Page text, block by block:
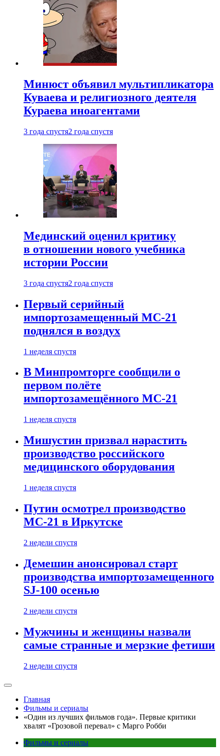
Минюст объявил мультипликатора
Куваева и религиозного деятеля
Кураева иноагентами
3 года спустя2 года спустя
Мединский оценил критику
в отношении нового учебника
истории России
3 года спустя2 года спустя
Первый серийный
импортозамещенный МС-21
поднялся в воздух
1 неделя спустя
В Минпромторге сообщили о
первом полёте
импортозамещённого МС-21
1 неделя спустя
Мишустин призвал нарастить
производство российского
медицинского оборудования
1 неделя спустя
Путин осмотрел производство
МС-21 в Иркутске
2 недели спустя
Демешин анонсировал старт
производства импортозамещенного
SJ-100 осенью
2 недели спустя
Мужчины и женщины назвали
самые странные и мерзкие фетиши
2 недели спустя
Главная
Фильмы и сериалы
«Один из лучших фильмов года». Первые критики
хвалят «Грозовой перевал» с Марго Робби
Фильмы и сериалы